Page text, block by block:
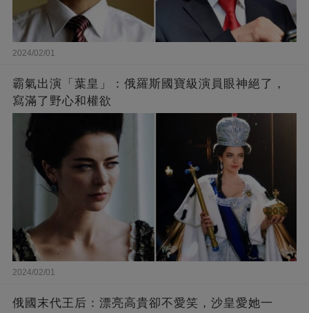
2024/02/01
霸氣出演「葉皇」：俄羅斯國寶級演員眼神絕了，
寫滿了野心和權欲
2024/02/01
俄國末代王后：漂亮高貴卻不愛笑，沙皇愛她一